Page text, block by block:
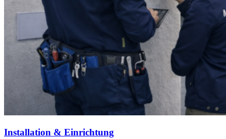
Installation & Einrichtung